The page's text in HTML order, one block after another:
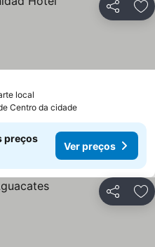
Partilhar
local
Centro da cidade
preços
Ver preços
Partilhar